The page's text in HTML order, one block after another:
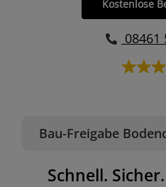
Bau-Freigabe
Schnell.
Kostenlose
08461